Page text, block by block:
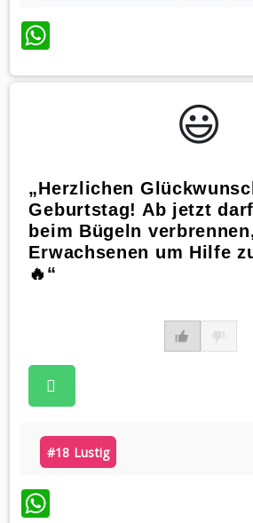
WhatsApp
😃️
„Herzlichen
Geburtstag! Ab jetzt
beim Bügeln
Erwachsenen um Hilfe
🔥“
#18 Lustig
WhatsApp